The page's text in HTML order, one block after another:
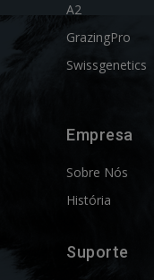
A2
GrazingPro
Swissgenetics
Empresa
Sobre Nós
História
Suporte